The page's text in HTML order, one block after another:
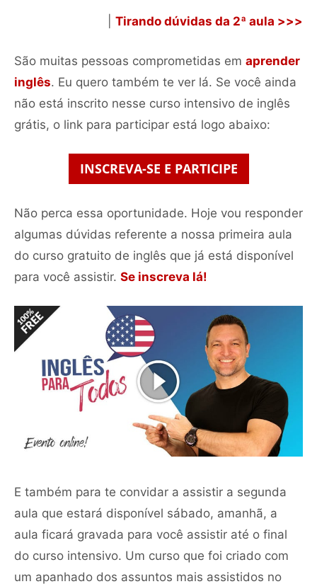
Tirando dúvidas da 2ª aula >>>
São muitas pessoas comprometidas em aprender
inglês. Eu quero também te ver lá. Se você ainda
não está inscrito nesse curso intensivo de inglês
grátis, o link para participar está logo abaixo:
INSCREVA-SE E PARTICIPE
Não perca essa oportunidade. Hoje vou responder
algumas dúvidas referente a nossa primeira aula
do curso gratuito de inglês que já está disponível
para você assistir. Se inscreva lá!
E também para te convidar a assistir a segunda
aula que estará disponível sábado, amanhã, a
aula ficará gravada para você assistir até o final
do curso intensivo. Um curso que foi criado com
um apanhado dos assuntos mais assistidos no